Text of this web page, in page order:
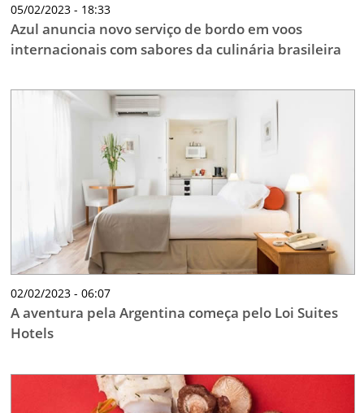
05/02/2023 - 18:33
Azul anuncia novo serviço de bordo em voos
internacionais com sabores da culinária brasileira
02/02/2023 - 06:07
A aventura pela Argentina começa pelo Loi Suites
Hotels